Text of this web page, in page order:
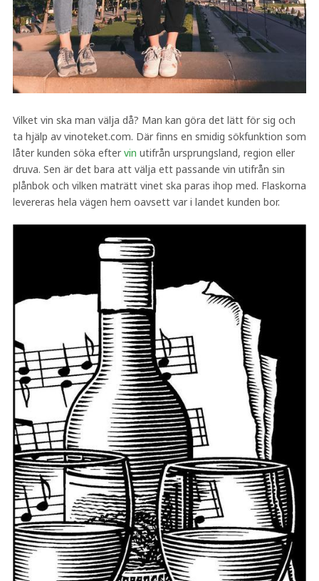
Vilket vin ska man välja då? Man kan göra det lätt för sig och
ta hjälp av vinoteket.com. Där finns en smidig sökfunktion som
låter kunden söka efter vin utifrån ursprungsland, region eller
druva. Sen är det bara att välja ett passande vin utifrån sin
plånbok och vilken maträtt vinet ska paras ihop med. Flaskorna
levereras hela vägen hem oavsett var i landet kunden bor.